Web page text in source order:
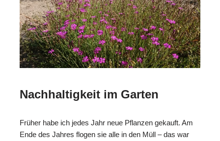
Nachhaltigkeit im Garten
Früher habe ich jedes Jahr neue Pflanzen gekauft. Am
Ende des Jahres flogen sie alle in den Müll – das war